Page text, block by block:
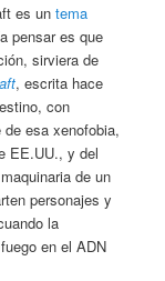
es untema
pensar es que
sirviera de
, escrita hace
con
esa xenofobia,
EE.UU., y del
de un
personajes y
la
en el ADN